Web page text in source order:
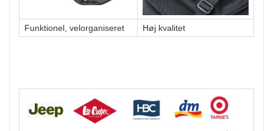
Funktionel, velorganiseret Høj kvalitet